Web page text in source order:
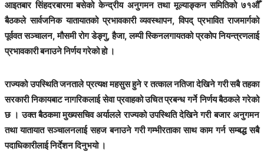
आइतबार सिंहदरबारमा बसेको केन्द्रीय अनुगमन तथा मूल्याङ्कन समितिको ७१औँ
बैठकले सार्वजनिक यातायातको प्रभावकारी व्यवस्थापन, विपद् प्रभावित राजमार्गको
पूर्ववत सञ्चालन, मौसमी रोग डेङ्गु, हैजा, लम्पी स्किनलगायतको प्रकोप नियन्त्रणलाई
प्रभावकारी बनाउने निर्णय गरेको हो ।
राज्यको उपस्थिति जनताले प्रत्यक्ष महसुस हुने र तत्काल नतिजा देखिने गरी सबै तहका
सरकारी निकायबाट नागरिकलाई सेवा प्रवाहको उचित प्रबन्ध गर्ने निर्णय बैठकले गरेको
छ । उक्त बैठकमा मुख्यसचिव अर्यालले राज्यको उपस्थिति देखिने गरी बजार अनुगमन
तथा यातायात सञ्चालनलाई सहज बनाउने गरी गम्भीरताका साथ काम गर्न सम्बद्ध सबै
पदाधिकारीलाई निर्देशन दिनुभयो ।